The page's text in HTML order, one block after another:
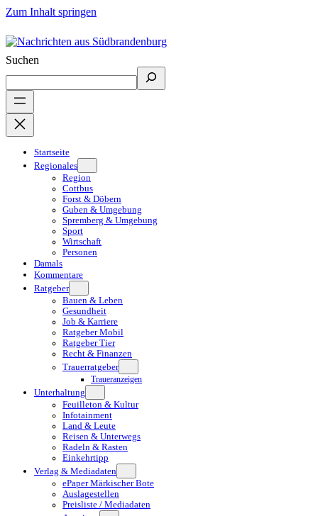
Zum Inhalt springen
Suchen
Startseite
Regionales
Region
Cottbus
Forst & Döbern
Guben & Umgebung
Spremberg & Umgebung
Sport
Wirtschaft
Personen
Damals
Kommentare
Ratgeber
Bauen & Leben
Gesundheit
Job & Karriere
Ratgeber Mobil
Ratgeber Tier
Recht & Finanzen
Trauerratgeber
Traueranzeigen
Unterhaltung
Feuilleton & Kultur
Infotainment
Land & Leute
Reisen & Unterwegs
Radeln & Rasten
Einkehrtipp
Verlag & Mediadaten
ePaper Märkischer Bote
Auslagestellen
Preisliste / Mediadaten